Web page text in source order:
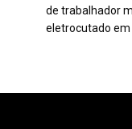
de trabalhador
eletrocutado em